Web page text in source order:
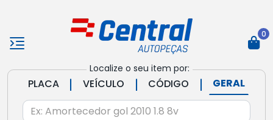
Localize o seu item por:
PLACA | VEÍCULO | CÓDIGO | GERAL
0